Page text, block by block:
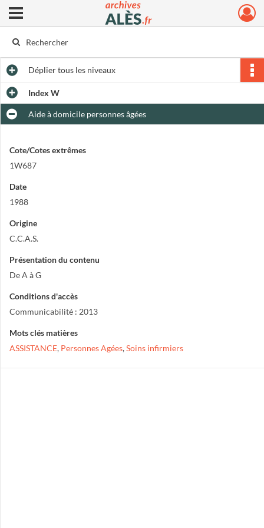
Archives municipales d'Alès
Ouvrir le menu déroulant
Dépliertous les niveaux
Index W
Aide à domicile personnes âgées
Cote/Cotes extrêmes
1W687
Date
1988
Origine
C.C.A.S.
Présentation du contenu
De A à G
Conditions d'accès
Communicabilité : 2013
Mots clés matières
ASSISTANCE, Personnes Agées,Soins infirmiers